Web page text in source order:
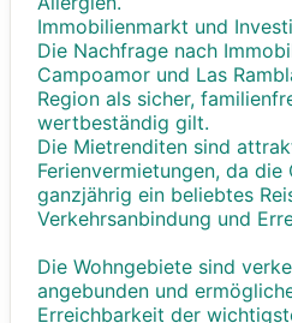
Immobilienmarkt und
Die Nachfrage nach
Campoamor und Las
Region als sicher,
wertbeständig gilt.
Die Mietrenditen sind
Ferienvermietungen, da die
ganzjährig ein beliebtes
Verkehrsanbindung und
Die Wohngebiete sind
angebunden und
Erreichbarkeit der